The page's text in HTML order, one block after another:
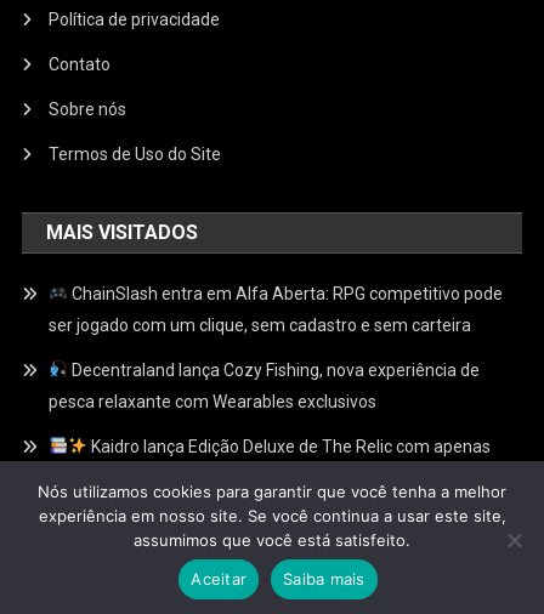
Política de privacidade
Contato
Sobre nós
Termos de Uso do Site
MAIS VISITADOS
ChainSlash entra em Alfa Aberta: RPG competitivo pode
ser jogado com um clique, sem cadastro e sem carteira
Decentraland lança Cozy Fishing, nova experiência de
pesca relaxante com Wearables exclusivos
Kaidro lança Edição Deluxe de The Relic com apenas
exclusivas no Web3
Fliperamaweb3| Theme: News Portal by Mystery Themes
Nós utilizamos cookies para garantir que você tenha a melhor
experiência em nosso site. Se você continua a usar este site,
assumimos que você está satisfeito.
Aceitar
Saiba mais